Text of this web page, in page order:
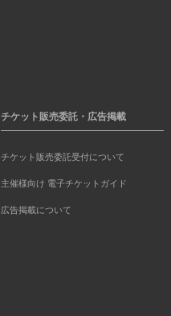
チケット販売委託・広告掲載
チケット販売委託受付について
主催様向け 電子チケットガイド
広告掲載について